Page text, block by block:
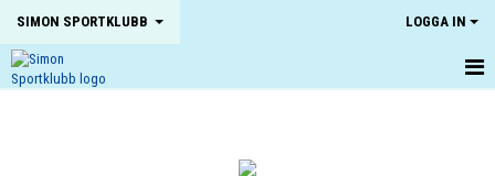
SIMON SPORTKLUBB LOGGA IN